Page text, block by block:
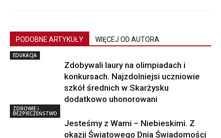
PODOBNE ARTYKUŁY WIĘCEJ OD AUTORA
EDUKACJA
Zdobywali laury na olimpiadach i
konkursach. Najzdolniejsi uczniowie
szkół średnich w Skarżysku
dodatkowo uhonorowani
ZDROWIE i
BEZPIECZEŃSTWO
Jesteśmy z Wami – Niebieskimi. Z
okazji Światowego Dnia Świadomości